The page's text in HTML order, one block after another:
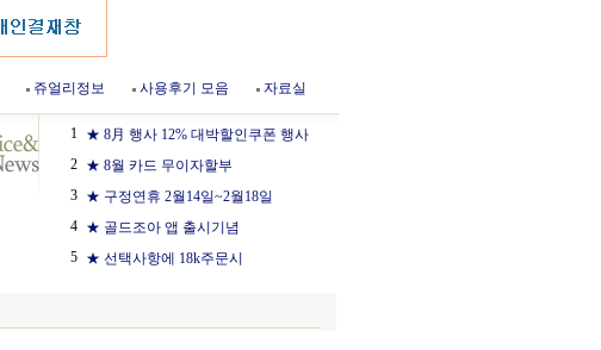
쥬얼리정보 사용후기 모음 자료실
1 ★ 8月 행사 12% 대박할인쿠폰 행사
2 ★ 8월 카드 무이자할부
3 ★ 구정연휴 2월14일~2월18일
4 ★ 골드조아 앱 출시기념
5 ★ 선택사항에 18k주문시